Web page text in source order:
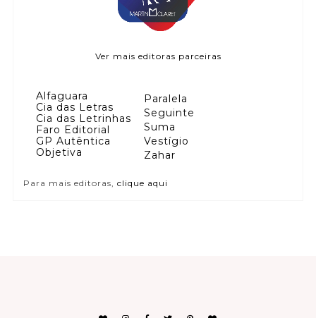
Ver mais editoras parceiras
Alfaguara
Cia das Letras
Cia das Letrinhas
Faro Editorial
GP Autêntica
Objetiva
Paralela
Seguinte
Suma
Vestígio
Zahar
Para mais editoras, clique aqui